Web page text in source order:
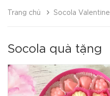
Trang chủ Socola Valentine
Socola quà tặng